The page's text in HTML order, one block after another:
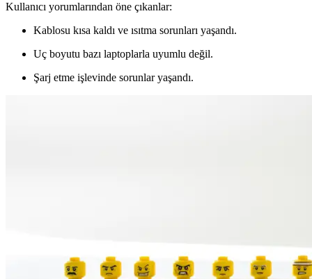
Kullanıcı yorumlarından öne çıkanlar:
Kablosu kısa kaldı ve ısıtma sorunları yaşandı.
Uç boyutu bazı laptoplarla uyumlu değil.
Şarj etme işlevinde sorunlar yaşandı.